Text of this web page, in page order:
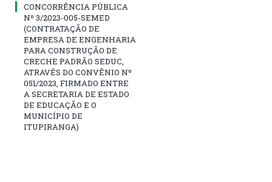
CONCORRÊNCIA PÚBLICA
Nº 3/2023-005-SEMED
(CONTRATAÇÃO DE
EMPRESA DE ENGENHARIA
PARA CONSTRUÇÃO DE
CRECHE PADRÃO SEDUC,
ATRAVÉS DO CONVÊNIO Nº
051/2023, FIRMADO ENTRE
A SECRETARIA DE ESTADO
DE EDUCAÇÃO E O
MUNICÍPIO DE
ITUPIRANGA)